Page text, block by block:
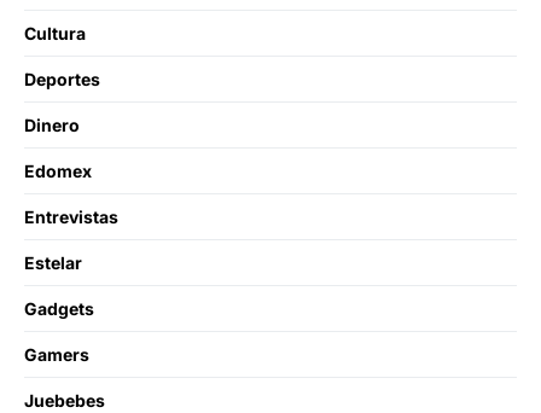
Cultura
Deportes
Dinero
Edomex
Entrevistas
Estelar
Gadgets
Gamers
Juebebes